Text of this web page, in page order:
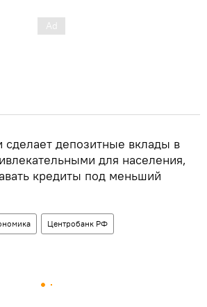
сделает депозитные вклады в
для населения,
кредиты под меньший
Центробанк РФ